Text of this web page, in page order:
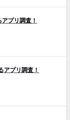
プリ調査！
アプリ調査！